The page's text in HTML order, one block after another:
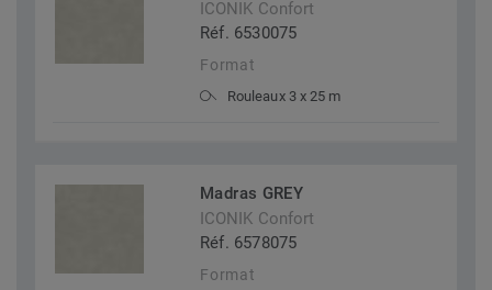
ICONIK Confort
Réf. 6530075
Format
Rouleaux 3 x 25 m
Madras GREY
ICONIK Confort
Réf. 6578075
Format